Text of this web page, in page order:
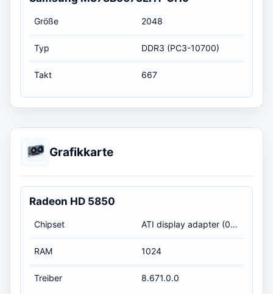
Größe 2048
Typ DDR3 (PC3-10700)
Takt 667
Grafikkarte
Radeon HD 5850
Chipset ATI display adapter (0x6899)
RAM 1024
Treiber 8.671.0.0